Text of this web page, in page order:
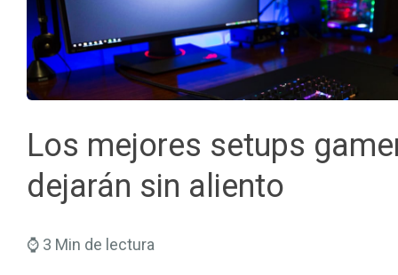
Seguros Salud
Seguros Viajes
Hogar
Salud
Planes de Futuro
Trabaja en Mapfre
Los mejores setups
dejarán sin aliento
⌚ 3 Min de lectura